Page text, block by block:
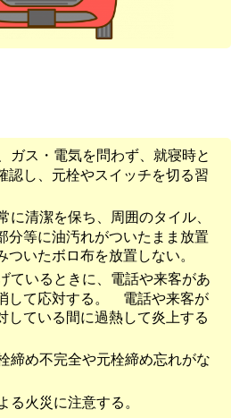
ガス・電気を問わず、就寝時と
認し、元栓やスイッチを切る習
に清潔を保ち、周囲のタイル、
分等に油汚れがついたまま放置
ついたボロ布を放置しない。
ているときに、電話や来客があ
して応対する。 電話や来客が
している間に過熱して炎上する
締め不完全や元栓締め忘れがな
る火災に注意する。